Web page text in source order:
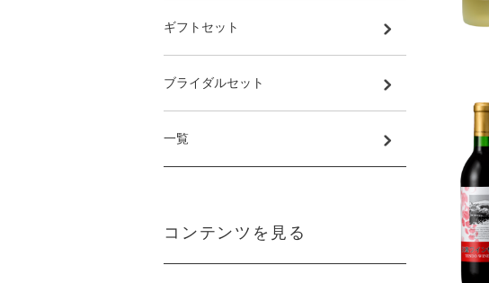
ギフトセット
ブライダルセット
一覧
コンテンツを見る